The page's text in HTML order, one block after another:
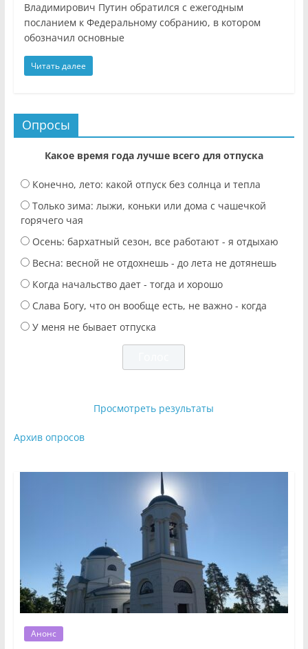
Владимирович Путин обратился с ежегодным
посланием к Федеральному собранию, в котором
обозначил основные
Читать далее
Опросы
Какое время года лучше всего для отпуска
Конечно, лето: какой отпуск без солнца и тепла
Только зима: лыжи, коньки или дома с чашечкой
горячего чая
Осень: бархатный сезон, все работают - я отдыхаю
Весна: весной не отдохнешь - до лета не дотянешь
Когда начальство дает - тогда и хорошо
Слава Богу, что он вообще есть, не важно - когда
У меня не бывает отпуска
Просмотреть результаты
Архив опросов
Анонс